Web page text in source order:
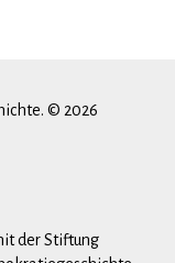
© 2026
der Stiftung